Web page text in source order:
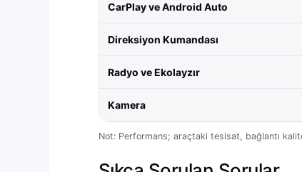
CarPlay ve Android Auto
Direksiyon Kumandası
Radyo ve Ekolayzır
Kamera
Not: Performans; araçtaki tesisat, bağlantı